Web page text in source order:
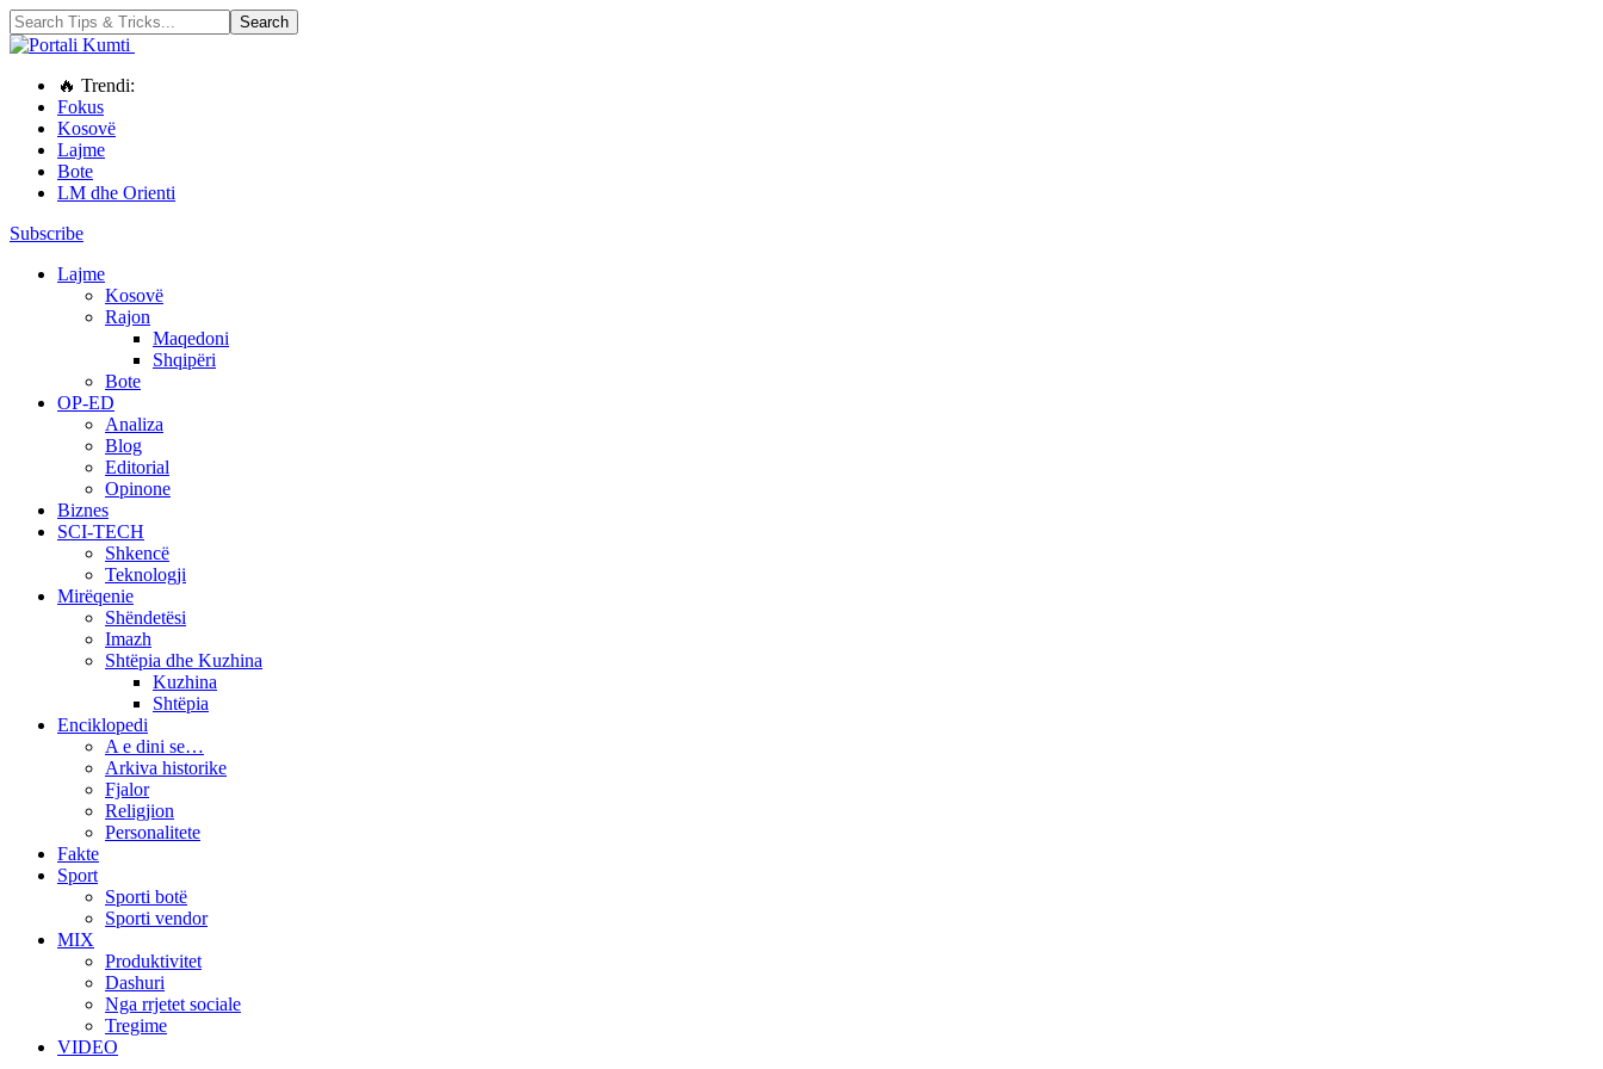
🔥 Trendi:
Fokus
Kosovë
Lajme
Bote
LM dhe Orienti
Subscribe
Lajme
Kosovë
Rajon
Maqedoni
Shqipëri
Bote
OP-ED
Analiza
Blog
Editorial
Opinone
Biznes
SCI-TECH
Shkencë
Teknologji
Mirëqenie
Shëndetësi
Imazh
Shtëpia dhe Kuzhina
Kuzhina
Shtëpia
Enciklopedi
A e dini se…
Arkiva historike
Fjalor
Religjion
Personalitete
Fakte
Sport
Sporti botë
Sporti vendor
MIX
Produktivitet
Dashuri
Nga rrjetet sociale
Tregime
VIDEO